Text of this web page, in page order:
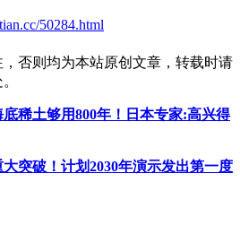
50284.html
，否则均为本站原创文章，转载时请
底稀土够用800年！日本专家:高兴得
突破！计划2030年演示发出第一度